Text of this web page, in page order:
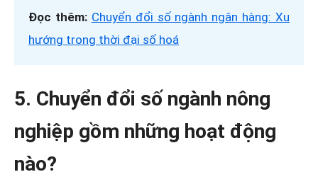
Đọc thêm: Chuyển đổi số ngành ngân hàng: Xu
hướng trong thời đại số hoá
5. Chuyển đổi số ngành nông
nghiệp gồm những hoạt động
nào?